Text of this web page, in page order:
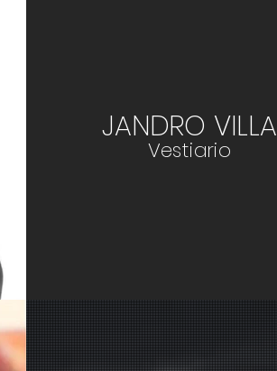
JANDRO VILLA
Vestiario